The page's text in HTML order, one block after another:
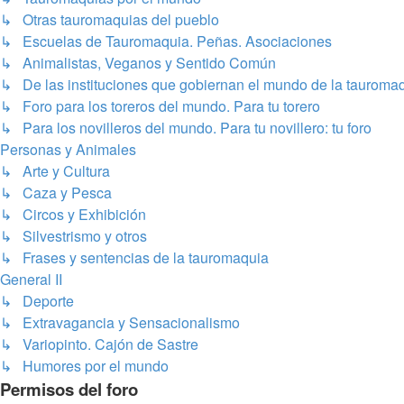
↳ Otras tauromaquias del pueblo
↳ Escuelas de Tauromaquia. Peñas. Asociaciones
↳ Animalistas, Veganos y Sentido Común
↳ De las instituciones que gobiernan el mundo de la
↳ Foro para los toreros del mundo. Para tu torero
↳ Para los novilleros del mundo. Para tu novillero: tu foro
Personas y Animales
↳ Arte y Cultura
↳ Caza y Pesca
↳ Circos y Exhibición
↳ Silvestrismo y otros
↳ Frases y sentencias de la tauromaquia
General II
↳ Deporte
↳ Extravagancia y Sensacionalismo
↳ Variopinto. Cajón de Sastre
↳ Humores por el mundo
Permisos del foro